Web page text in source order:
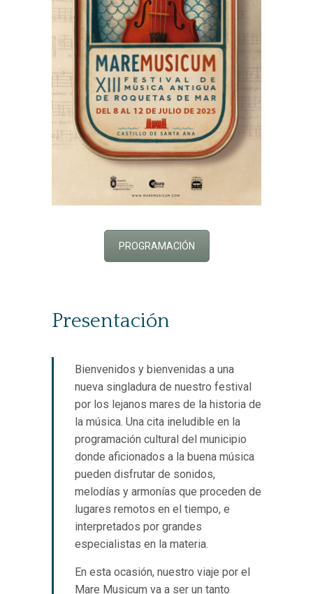
PROGRAMACIÓN
Presentación
Bienvenidos y bienvenidas a una
nueva singladura de nuestro festival
por los lejanos mares de la historia de
la música. Una cita ineludible en la
programación cultural del municipio
donde aficionados a la buena música
pueden disfrutar de sonidos,
melodías y armonías que proceden de
lugares remotos en el tiempo, e
interpretados por grandes
especialistas en la materia.
En esta ocasión, nuestro viaje por el
Mare Musicum va a ser un tanto